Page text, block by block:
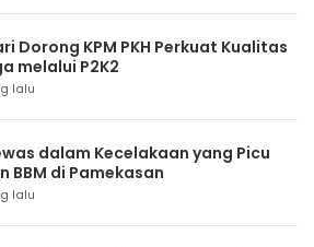
Dorong KPM PKH Perkuat Kualitas
melalui P2K2
lalu
dalam Kecelakaan yang Picu
BBM di Pamekasan
lalu